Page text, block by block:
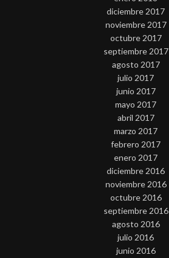
diciembre 2017
noviembre 2017
octubre 2017
septiembre 2017
agosto 2017
julio 2017
junio 2017
mayo 2017
abril 2017
marzo 2017
febrero 2017
enero 2017
diciembre 2016
noviembre 2016
octubre 2016
septiembre 2016
agosto 2016
julio 2016
junio 2016